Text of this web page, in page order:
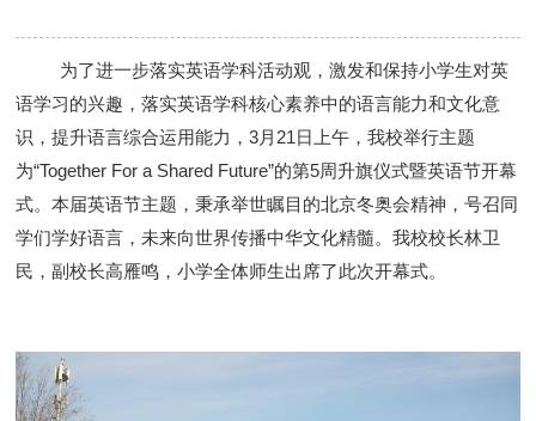
为了进一步落实英语学科活动观，激发和保持小学生对英
语学习的兴趣 ，落实英语学科核心素养中的语言能力和文化意
识，提升语言综合运用能力 ，3月21日上午，我校举行主题
为“Together For a Shared Future”的第5周升旗仪式暨英语节开幕
式。本届英语节主题，秉承举世瞩目的北京冬奥会精神，号召同
学们学好语言，未来向世界传播中华文化精髓。我校校长林卫
民，副校长高雁鸣，小学全体师生出席了此次开幕式。